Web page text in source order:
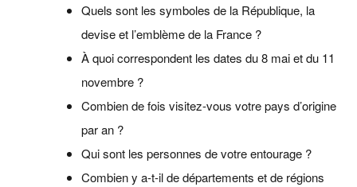
Quels sont les symboles de la République, la
devise et l’emblème de la France ?
À quoi correspondent les dates du 8 mai et du 11
novembre ?
Combien de fois visitez-vous votre pays d’origine
par an ?
Qui sont les personnes de votre entourage ?
Combien y a-t-il de départements et de régions